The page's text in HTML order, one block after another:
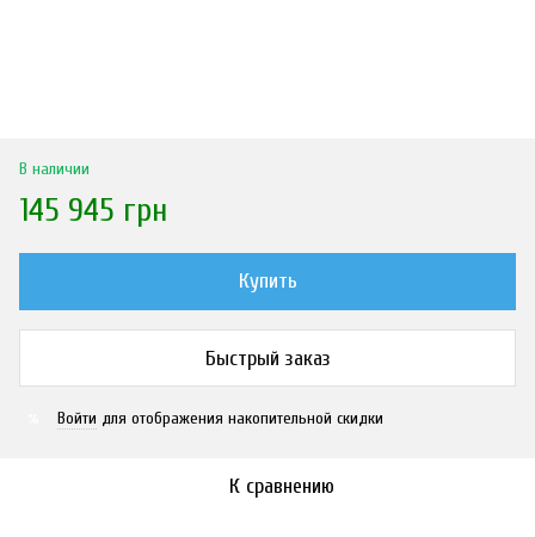
В наличии
145 945 грн
Купить
Быстрый заказ
Войти для отображения накопительной скидки
К сравнению